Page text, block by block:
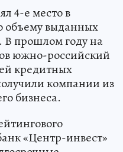
4-е место в
объему выданных
В прошлом году на
южно-российский
кредитных
компании из
бизнеса.
«Центр-инвест»